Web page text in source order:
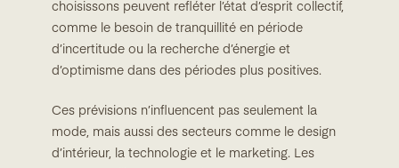
choisissons peuvent refléter l’état d’esprit collectif,
comme le besoin de tranquillité en période
d’incertitude ou la recherche d’énergie et
d’optimisme dans des périodes plus positives.
Ces prévisions n’influencent pas seulement la
mode, mais aussi des secteurs comme le design
d’intérieur, la technologie et le marketing. Les